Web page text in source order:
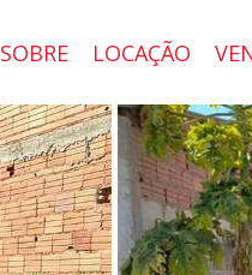
SOBRE LOCAÇÃO